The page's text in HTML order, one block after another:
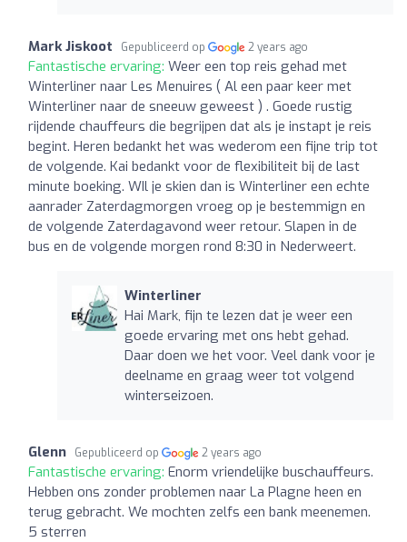
Mark Jiskoot Gepubliceerd op 2 years ago
Fantastische ervaring: Weer een top reis gehad met
Winterliner naar Les Menuires ( Al een paar keer met
Winterliner naar de sneeuw geweest ) . Goede rustig
rijdende chauffeurs die begrijpen dat als je instapt je reis
begint. Heren bedankt het was wederom een fijne trip tot
de volgende. Kai bedankt voor de flexibiliteit bij de last
minute boeking. WIl je skien dan is Winterliner een echte
aanrader Zaterdagmorgen vroeg op je bestemmign en
de volgende Zaterdagavond weer retour. Slapen in de
bus en de volgende morgen rond 8:30 in Nederweert.
Winterliner
Hai Mark, fijn te lezen dat je weer een
goede ervaring met ons hebt gehad.
Daar doen we het voor. Veel dank voor je
deelname en graag weer tot volgend
winterseizoen.
Glenn Gepubliceerd op 2 years ago
Fantastische ervaring: Enorm vriendelijke buschauffeurs.
Hebben ons zonder problemen naar La Plagne heen en
terug gebracht. We mochten zelfs een bank meenemen.
5 sterren